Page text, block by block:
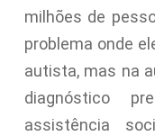
milhões de
problema onde
autista, mas na
diagnóstico
assistência